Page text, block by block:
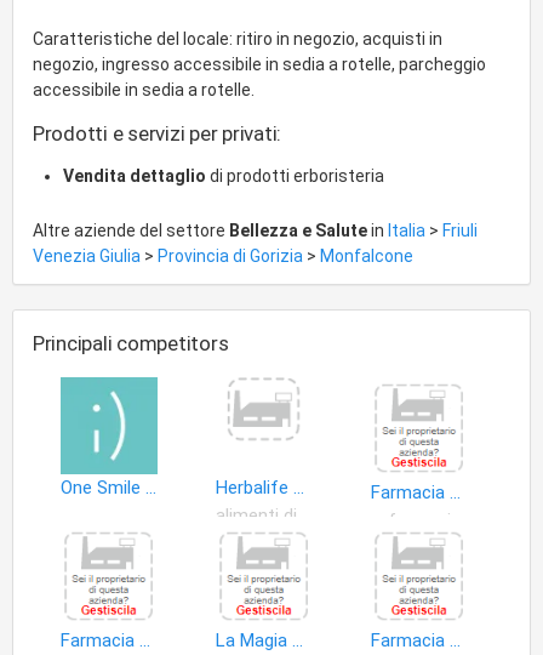
Caratteristiche del locale: ritiro in negozio, acquisti in
negozio, ingresso accessibile in sedia a rotelle, parcheggio
accessibile in sedia a rotelle.
Prodotti e servizi per privati:
Vendita dettaglio di prodotti erboristeria
Altre aziende del settore Bellezza e Salutein Italia > Friuli
Venezia Giulia > Provincia di Gorizia > Monfalcone
Principali competitors
One Smile centro dentale
Herbalife Distributore Indipendente
Farmacia Rismondo
farmaci
Farmacia Al Redentore
La Magia Verde
Farmacia Sant'antonio Della DOTT.SSA Milena Vittori